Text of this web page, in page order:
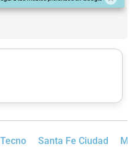
Tecno Santa Fe Ciudad